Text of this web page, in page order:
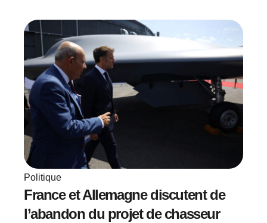
Politique
France et Allemagne discutent de
l’abandon du projet de chasseur